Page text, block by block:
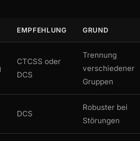
EMPFEHLUNG GRUND
CTCSS oder
DCS
Trennung
verschiedener
Gruppen
DCS
Robuster bei
Störungen